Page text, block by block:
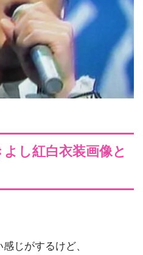
し紅白衣装画像と
じがするけど、